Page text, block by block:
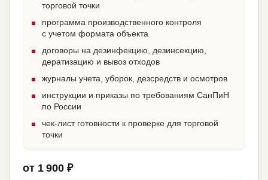
торговой точки
программа производственного контроля
с учетом формата объекта
договоры на дезинфекцию, дезинсекцию,
дератизацию и вывоз отходов
журналы учета, уборок, дезсредств и осмотров
инструкции и приказы по требованиям СанПиН
по России
чек-лист готовности к проверке для торговой
точки
от 1 900 ₽